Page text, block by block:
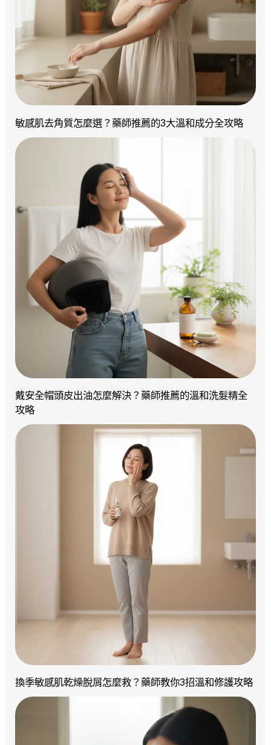
敏感肌去角質怎麼選？藥師推薦的3大溫和成分全攻略
戴安全帽頭皮出油怎麼解決？藥師推薦的溫和洗髮精全
攻略
換季敏感肌乾燥脫屑怎麼救？藥師教你3招溫和修護攻略